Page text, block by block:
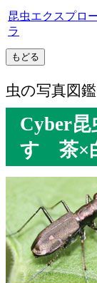
昆虫エクスプロ
ラ
虫の写真図鑑
Cyber
す 茶×